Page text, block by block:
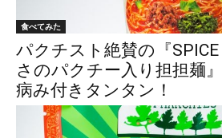
食べてみた
パクチスト絶賛の『
さのパクチー入り担担麺
病み付きタンタン！